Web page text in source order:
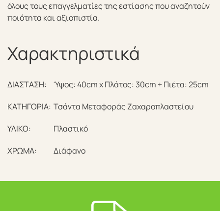
όλους τους επαγγελματίες της εστίασης που αναζητούν
ποιότητα και αξιοπιστία.
Χαρακτηριστικά
ΔΙΑΣΤΑΣΗ: Ύψος: 40cm x Πλάτος: 30cm + Πιέτα: 25cm
ΚΑΤΗΓΟΡΙΑ: Τσάντα Μεταφοράς Ζαχαροπλαστείου
ΥΛΙΚΟ: Πλαστικό
ΧΡΩΜΑ: Διάφανο